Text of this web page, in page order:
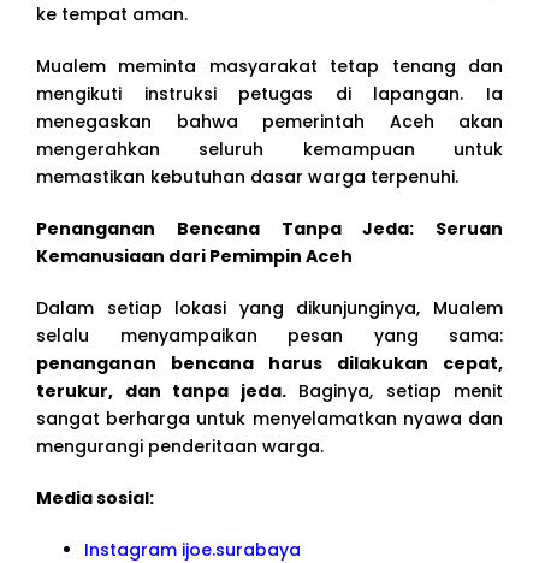
ke tempat aman.
Mualem meminta masyarakat tetap tenang dan
mengikuti instruksi petugas di lapangan. Ia
menegaskan bahwa pemerintah Aceh akan
mengerahkan seluruh kemampuan untuk
memastikan kebutuhan dasar warga terpenuhi.
Penanganan Bencana Tanpa Jeda: Seruan
Kemanusiaan dari Pemimpin Aceh
Dalam setiap lokasi yang dikunjunginya, Mualem
selalu menyampaikan pesan yang sama:
penanganan bencana harus dilakukan cepat,
terukur, dan tanpa jeda.Baginya, setiap menit
sangat berharga untuk menyelamatkan nyawa dan
mengurangi penderitaan warga.
Media sosial:
Instagram ijoe.surabaya